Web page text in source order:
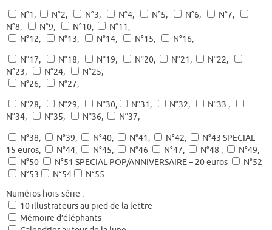
N°1, N°2, N°3, N°4, N°5, N°6,
N°7,
N°8,
N°9, N°10,
N°11,
N°12,
N°13, N°14, N°15,
N°16,
N°17,
N°18, N°19, N°20, N°21,
N°22,
N°23,
N°24,
N°25,
N°26,
N°27,
N°28,
N°29, N°30, N°31, N°32,
N°33 ,
N°34,
N°35, N°36,
N°37,
N°38,
N°39, N°40, N°41, N°42,
N°43 SPECIAL –
15 euros,
N°44, N°45, N°46 N°47, N°48 ,
N°49,
N°50
N°51 SPECIAL POP/ANNIVERSAIRE – 20 euros
N°52
N°53
N°54
N°55
Numéros hors-série :
10 illustrateurs au pied de la lettre
Mémoire d’éléphants